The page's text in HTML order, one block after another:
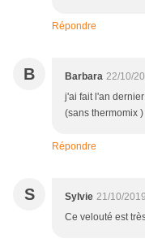
Répondre
B Barbara 22/10/
j'ai fait l'an
(sans thermomix )
Répondre
S Sylvie 21/10/
Ce velouté est